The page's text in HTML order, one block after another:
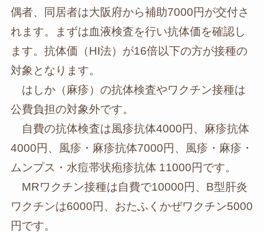
偶者、同居者は大阪府から補助7000円が交付さ
れます。まずは血液検査を行い抗体価を確認し
ます。抗体価（HI法）が16倍以下の方が接種の
対象となります。
はしか（麻疹）の抗体検査やワクチン接種は
公費負担の対象外です。
自費の抗体検査は風疹抗体4000円、麻疹抗体
4000円、風疹・麻疹抗体7000円、風疹・麻疹・
ムンプス・水痘帯状疱疹抗体 11000円です。
MRワクチン接種は自費で10000円、B型肝炎
ワクチンは6000円、おたふくかぜワクチン5000
円です。